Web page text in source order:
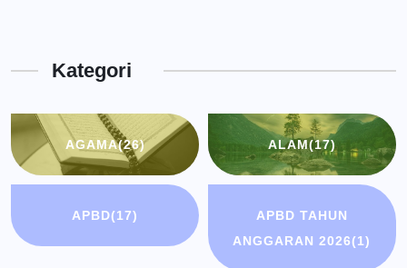
BandungKategori
AGAMA(26) ALAM(17)
APBD(17)
APBD TAHUN
ANGGARAN 2026(1)